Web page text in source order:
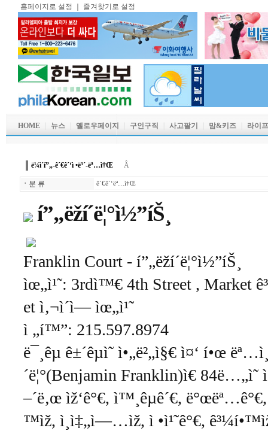
홈페이지로 설정 즐겨찾기로 설정
HOME 뉴스 옐로우페이지 구인구직 사고팔기 맘&키즈 라이
ë¼ì´í”„-ê´€ê´‘ì •ë³´-ëª…ì†Œ Â
ㆍ 분 류 ê´€ê´‘ëª…ì†Œ
í”„ëž­í´ë¦°ì½”íŠ¸
Franklin Court - í”„ëž­í´ë¦°ì½”íŠ¸
ìœ„ì¹˜: 3rdì™€ 4th Street , Market
et ì‚¬ì´ì— ìœ„ì¹˜
ì „í™”: 215.597.8974
ë¯¸êµ­ ê±´êµ­ì˜ ì•„ë²„ì§€ ì¤‘ í•œ
´ë¦°(Benjamin Franklin)ì€ 84ë…„ì˜
–´ë‚œ ìž‘ê°€, ì™¸êµê´€, ë°œëª…ê°€,
™ìž, ì¸ì‡„ì—…ìž, ì •ì¹˜ê°€,